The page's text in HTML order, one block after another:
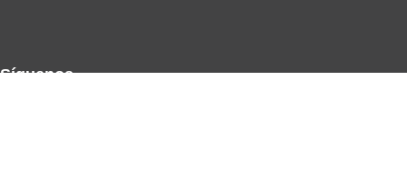
Síguenos...